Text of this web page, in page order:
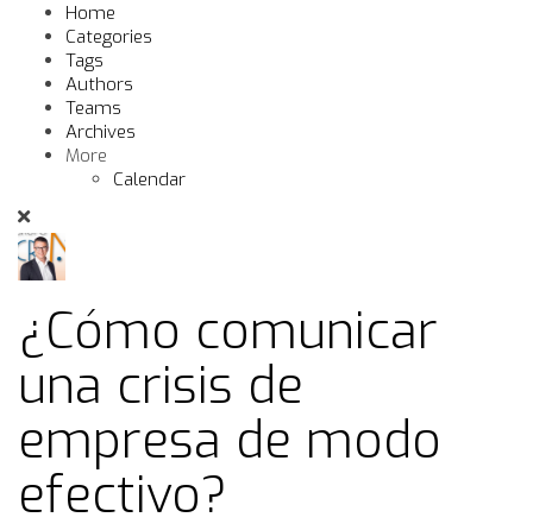
Home
Categories
Tags
Authors
Teams
Archives
More
Calendar
¿Cómo comunicar
una crisis de
empresa de modo
efectivo?